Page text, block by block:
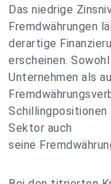
Das niedrige
Fremdwährungen
derartige
erscheinen. Sowohl
Unternehmen als
Sektor auch
seine